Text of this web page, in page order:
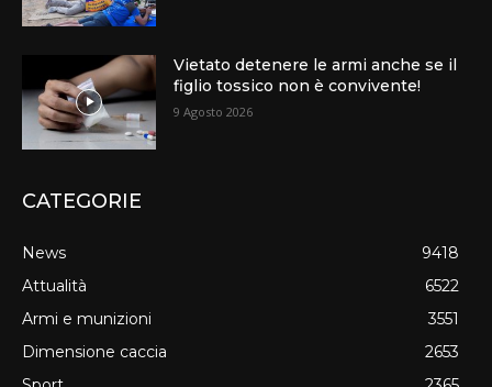
Vietato detenere le armi anche se il
figlio tossico non è convivente!
9 Agosto 2026
CATEGORIE
News
9418
Attualità
6522
Armi e munizioni
3551
Dimensione caccia
2653